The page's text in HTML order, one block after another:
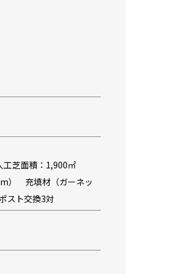
芝面積：1,900㎡
） 充填材（ガーネッ
スト交換3対